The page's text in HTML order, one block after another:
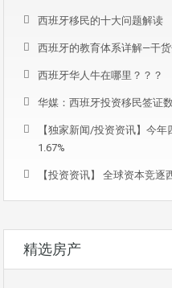
西班牙移民的十大问题解读
西班牙的教育体系详解—干
西班牙华人牛在哪里？？？
华媒：西班牙投资移民签证
【独家新闻/投资资讯】今
1.67%
【投资资讯】 全球资本竞
精选房产